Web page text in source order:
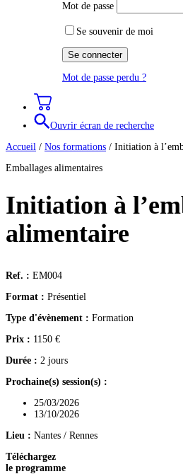
Mot de passe
Se souvenir de moi
Mot de passe perdu ?
Ouvrir écran de recherche
Accueil / Nos formations / Initiation à
Emballages alimentaires
Initiation à
alimentaire
Ref. : EM004
Format : Présentiel
Type d'évènement : Formation
Prix : 1150 €
Durée : 2 jours
Prochaine(s) session(s) :
25/03/2026
13/10/2026
Lieu : Nantes / Rennes
Téléchargez
le programme